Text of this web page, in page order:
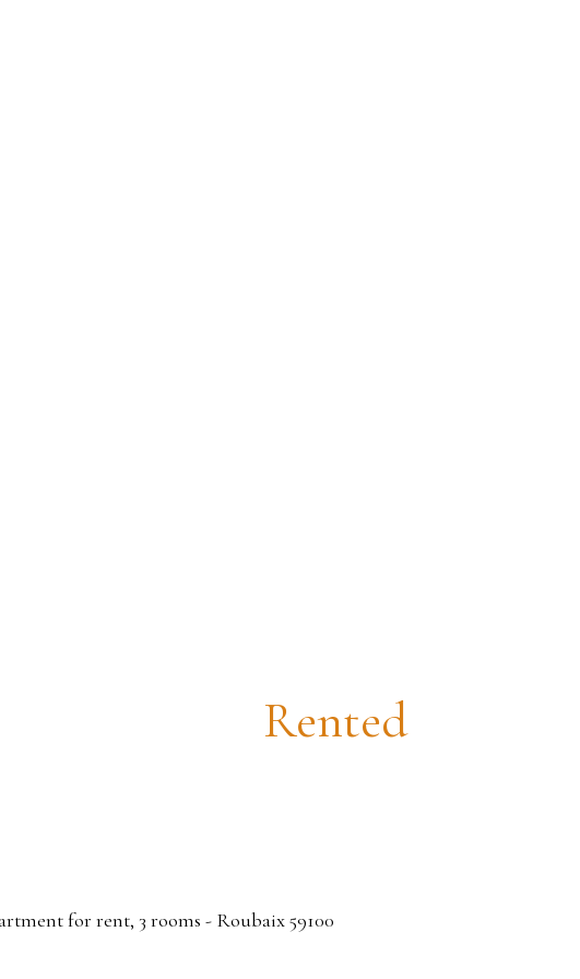
Rented
for rent, 3 rooms - Roubaix 59100